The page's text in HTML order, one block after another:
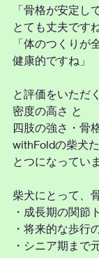
「骨格が安定し
とても丈夫ですね
「体のつくりが
健康的ですね」
と評価をいただ
密度の高さ と
四肢の強さ・骨
withFoldの柴犬
とつになってい
柴犬にとって、
・成長期の関節
・将来的な歩行
・シニア期まで